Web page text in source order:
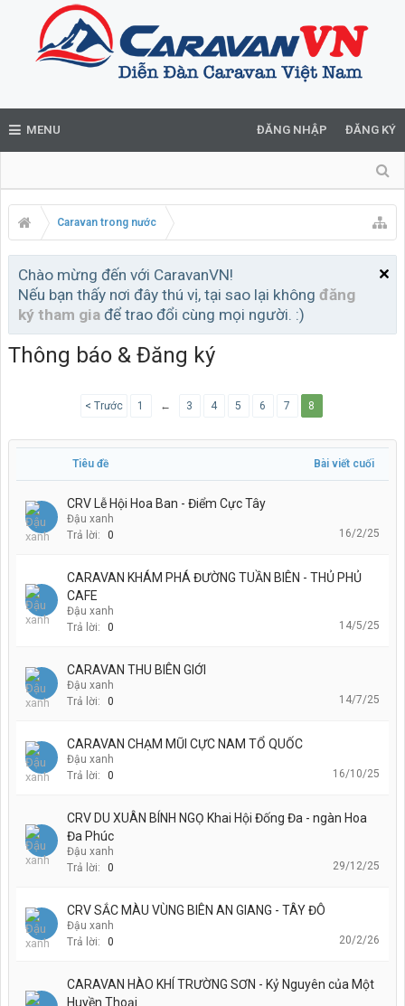
MENU ĐĂNG NHẬP ĐĂNG KÝ
Caravan trong nước
Chào mừng đến với CaravanVN!
Nếu bạn thấy nơi đây thú vị, tại sao lại không đăng
ký tham gia để trao đổi cùng mọi người. :)
Thông báo & Đăng ký
< Trước 1 ← 3 4 5 6 7 8
Tiêu đề Bài viết cuối
CRV Lễ Hội Hoa Ban - Điểm Cực Tây
Đậu xanh
Trả lời:
0 16/2/25
CARAVAN KHÁM PHÁ ĐƯỜNG TUẦN BIÊN - THỦ PHỦ
CAFE
Đậu xanh
Trả lời:
0 14/5/25
CARAVAN THU BIÊN GIỚI
Đậu xanh
Trả lời:
0 14/7/25
CARAVAN CHẠM MŨI CỰC NAM TỔ QUỐC
Đậu xanh
Trả lời:
0 16/10/25
CRV DU XUÂN BÍNH NGỌ Khai Hội Đống Đa - ngàn Hoa
Đa Phúc
Đậu xanh
Trả lời:
0 29/12/25
CRV SẮC MÀU VÙNG BIÊN AN GIANG - TÂY ĐÔ
Đậu xanh
Trả lời:
0 20/2/26
CARAVAN HÀO KHÍ TRƯỜNG SƠN - Kỷ Nguyên của Một
Huyền Thoại